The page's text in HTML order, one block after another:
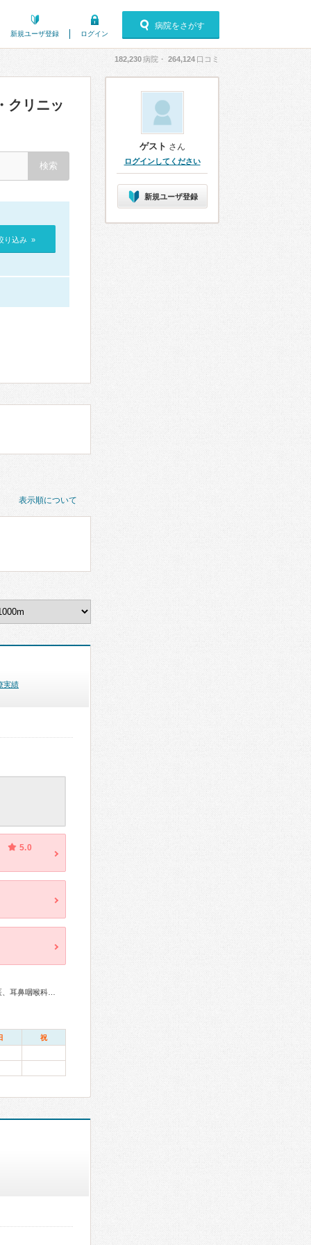
新規ユーザ登録 ログイン
病院をさがす
182,230病院・ 264,124 口コミ
クリニッ
り込み »
表示順について
実績
5.0
祝
ゲスト さん
ログインしてください
新規ユーザ登録